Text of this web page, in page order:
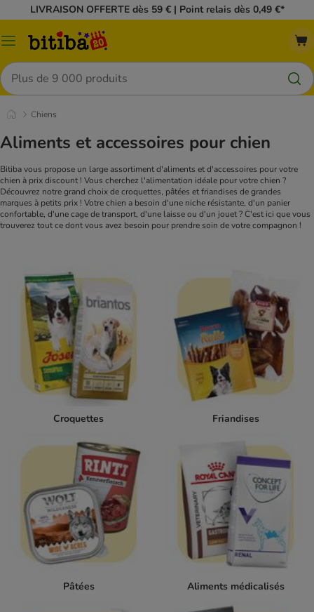
LIVRAISON OFFERTE dès 59 € | Point relais dès 0,49 €*
Menu
Rechercher
Chiens
Aliments et accessoires pour chien
Bitiba vous propose un large assortiment d'aliments et d'accessoires pour votre
chien à prix discount ! Vous cherchez l'alimentation idéale pour votre chien ?
Découvrez notre grand choix de croquettes, pâtées et friandises de grandes
marques à petits prix ! Votre chien a besoin d'une niche résistante, d'un panier
confortable, d'une cage de transport, d'une laisse ou d'un jouet ? C'est ici que vous
trouverez tout ce dont vous avez besoin pour prendre soin de votre compagnon !
Croquettes Friandises
Pâtées Aliments médicalisés